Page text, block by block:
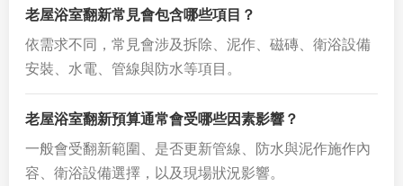
老屋浴室翻新常見會包含哪些項目？
依需求不同，常見會涉及拆除、泥作、磁磚、衛浴設備
安裝、水電、管線與防水等項目。
老屋浴室翻新預算通常會受哪些因素影響？
一般會受翻新範圍、是否更新管線、防水與泥作施作內
容、衛浴設備選擇，以及現場狀況影響。